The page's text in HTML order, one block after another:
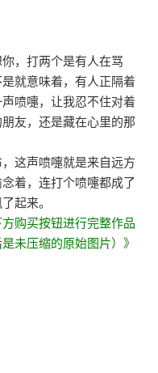
，打两个是有人在骂
就意味着，有人正隔着
喷嚏，让我忍不住对着
友，还是藏在心里的那
这声喷嚏就是来自远方
着，连打个喷嚏都成了
起来。
购买按钮进行完整作品
未压缩的原始图片）》